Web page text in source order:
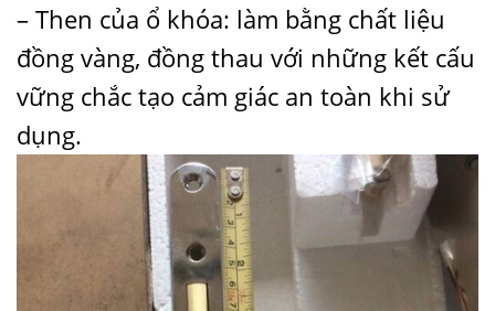
– Then của ổ khóa: làm bằng chất liệu
đồng vàng, đồng thau với những kết cấu
vững chắc tạo cảm giác an toàn khi sử
dụng.